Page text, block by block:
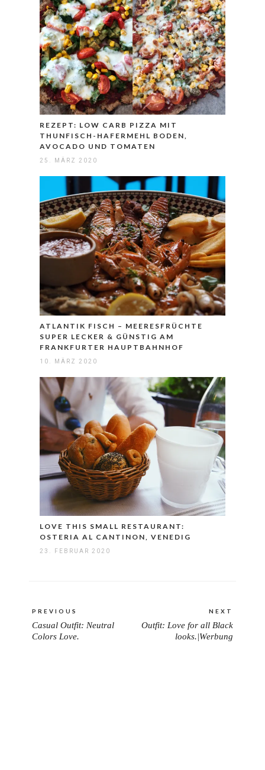
REZEPT: LOW CARB PIZZA MIT
THUNFISCH-HAFERMEHL BODEN,
AVOCADO UND TOMATEN
25. MÄRZ 2020
ATLANTIK FISCH – MEERESFRÜCHTE
SUPER LECKER & GÜNSTIG AM
FRANKFURTER HAUPTBAHNHOF
10. MÄRZ 2020
LOVE THIS SMALL RESTAURANT:
OSTERIA AL CANTINON, VENEDIG
23. FEBRUAR 2020
PREVIOUS
PREVIOUS
Casual Outfit: Neutral
Colors Love.
NEXT
NEXT
Outfit: Love for all Black
looks.|Werbung